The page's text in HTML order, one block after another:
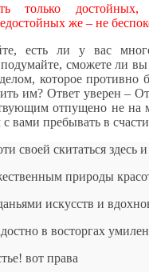
только
же – не
есть ли у вас
сможете ли вы
которое противно
им? Ответ уверен –
отпущено не на
вами пребывать в
своей скитаться здесь
природы
искусств и
в восторгах
вот права